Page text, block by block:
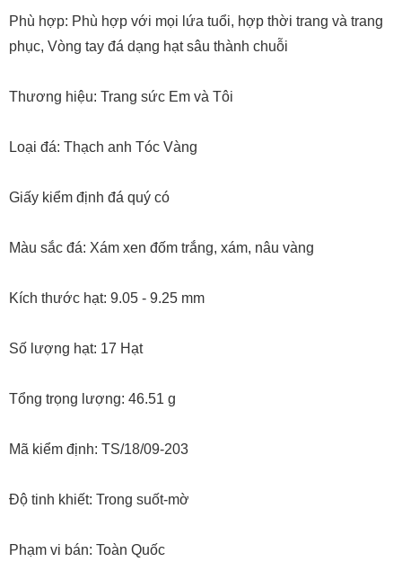
Phù hợp: Phù hợp với mọi lứa tuổi, hợp thời trang và trang
phục, Vòng tay đá dạng hạt sâu thành chuỗi
Thương hiệu: Trang sức Em và Tôi
Loại đá: Thạch anh Tóc Vàng
Giấy kiểm định đá quý có
Màu sắc đá: Xám xen đốm trắng, xám, nâu vàng
Kích thước hạt: 9.05 - 9.25 mm
Số lượng hạt: 17 Hạt
Tổng trọng lượng: 46.51 g
Mã kiểm định: TS/18/09-203
Độ tinh khiết: Trong suốt-mờ
Phạm vi bán: Toàn Quốc